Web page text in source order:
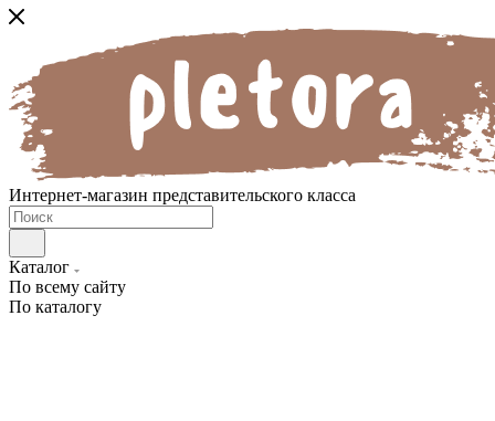
Интернет-магазин представительского класса
Каталог
По всему сайту
По каталогу